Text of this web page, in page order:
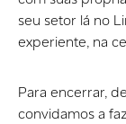
seu setor lá no
experiente, na
Para encerrar,
convidamos a